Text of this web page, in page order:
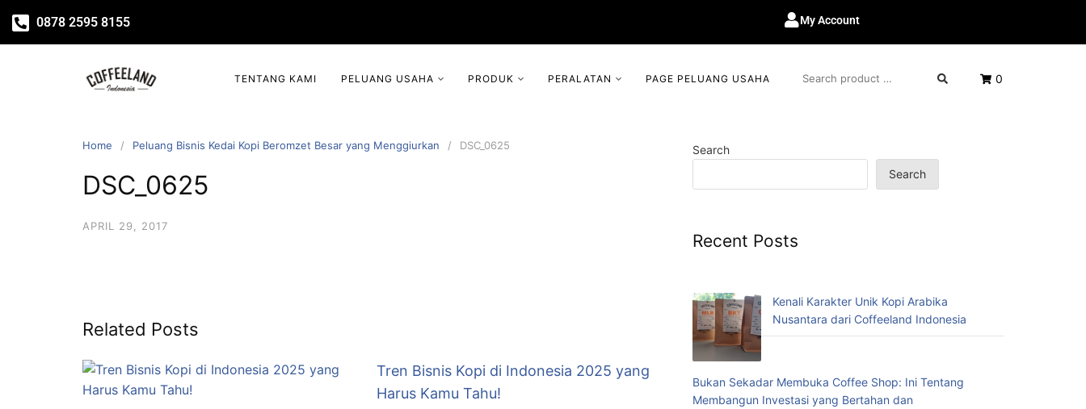
0878 2595 8155 My Account
0
TENTANG KAMI PELUANG USAHA PRODUK PERALATAN PAGE PELUANG USAHA
Home Peluang Bisnis Kedai Kopi Beromzet Besar yang Menggiurkan DSC_0625
DSC_0625
APRIL 29, 2017
Related Posts
Tren Bisnis Kopi di Indonesia 2025 yang
Harus Kamu Tahu!
Search
Search
Recent Posts
Kenali Karakter Unik Kopi Arabika
Nusantara dari Coffeeland Indonesia
Bukan Sekadar Membuka Coffee Shop: Ini Tentang
Membangun Investasi yang Bertahan dan